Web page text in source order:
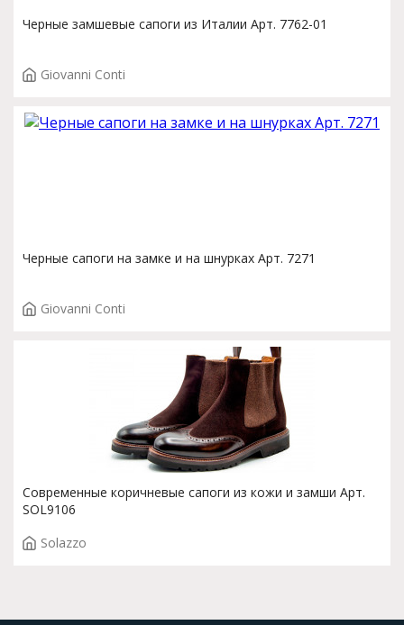
Черные замшевые сапоги из Италии Арт. 7762-01
Giovanni Conti
Черные сапоги на замке и на шнурках Арт. 7271
Giovanni Conti
Современные коричневые сапоги из кожи и замши Арт.
SOL9106
Solazzo